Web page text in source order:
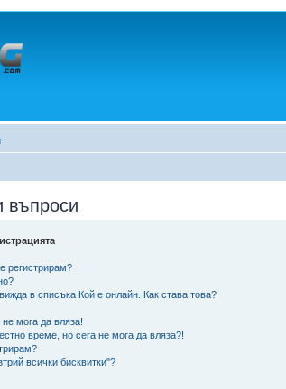
въпроси
регистрирам?
в списъка Кой е онлайн. Как става това?
мога да вляза!
време, но сега не мога да вляза?!
всички бисквитки"?